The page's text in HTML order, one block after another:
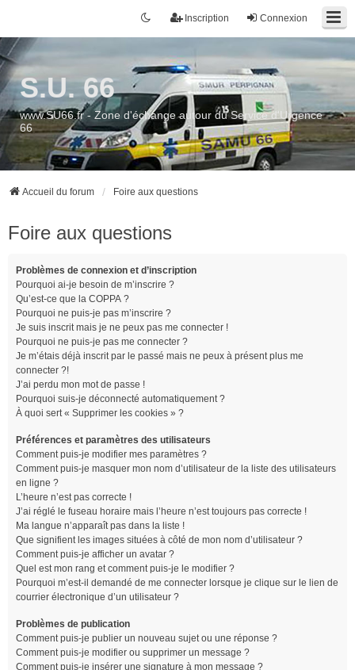
Connexion
Inscription
S.U. 66
www.SU66.fr - Zone d'échange autour du Service d'Urgence
66
Accueil du forum Foire aux questions
Foire aux questions
Problèmes de connexion et d’inscription
Pourquoi ai-je besoin de m’inscrire ?
Qu’est-ce que la COPPA ?
Pourquoi ne puis-je pas m’inscrire ?
Je suis inscrit mais je ne peux pas me connecter !
Pourquoi ne puis-je pas me connecter ?
Je m’étais déjà inscrit par le passé mais ne peux à présent plus me
connecter ?!
J’ai perdu mon mot de passe !
Pourquoi suis-je déconnecté automatiquement ?
À quoi sert « Supprimer les cookies » ?
Préférences et paramètres des utilisateurs
Comment puis-je modifier mes paramètres ?
Comment puis-je masquer mon nom d’utilisateur de la liste des utilisateurs
en ligne ?
L’heure n’est pas correcte !
J’ai réglé le fuseau horaire mais l’heure n’est toujours pas correcte !
Ma langue n’apparaît pas dans la liste !
Que signifient les images situées à côté de mon nom d’utilisateur ?
Comment puis-je afficher un avatar ?
Quel est mon rang et comment puis-je le modifier ?
Pourquoi m’est-il demandé de me connecter lorsque je clique sur le lien de
courrier électronique d’un utilisateur ?
Problèmes de publication
Comment puis-je publier un nouveau sujet ou une réponse ?
Comment puis-je modifier ou supprimer un message ?
Comment puis-je insérer une signature à mon message ?